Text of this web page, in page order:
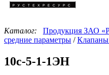
Каталог: Продукция ЗАО
средние параметры /Клапаны
10с-5-1-1ЭН